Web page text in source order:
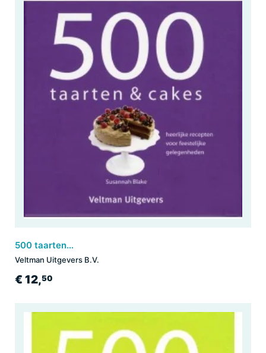
500 taarten & cakes
Veltman Uitgevers B.V.
€ 12,50